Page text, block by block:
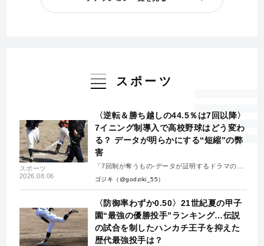
スポーツ
スポーツ
2026.08.06
〈逆転＆勝ち越しの44.5％は7回以降〉
7イニング制導入で高校野球はどう変わ
る？ データが明らかにする“短縮”の弊
害
「7回制が奪うもの-データが証明するドラマの消
失-」
ゴジキ（@godziki_55）
〈防御率わずか0.50〉21世紀夏の甲子
園“最強の優勝投手”ランキング…伝説
の試合を制したハンカチ王子を抑えた
歴代最強投手は？